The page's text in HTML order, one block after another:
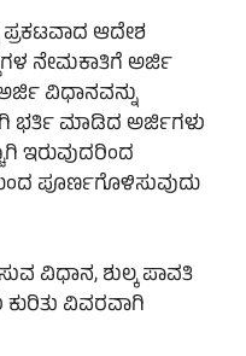
ಆದೇಶ
ನೇಮಕಾತಿಗೆ ಅರ್ಜಿ
ವಿಧಾನವನ್ನು
ಭರ್ತಿ ಮಾಡಿದ ಅರ್ಜಿಗಳು
ಇರುವುದರಿಂದ
ಪೂರ್ಣಗೊಳಿಸುವುದು
ವಿಧಾನ, ಶುಲ್ಕ ಪಾವತಿ
ವಿವರವಾಗಿ